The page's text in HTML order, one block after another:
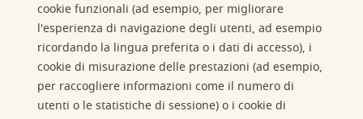
cookie funzionali (ad esempio, per migliorare
l'esperienza di navigazione degli utenti, ad esempio
ricordando la lingua preferita o i dati di accesso), i
cookie di misurazione delle prestazioni (ad esempio,
per raccogliere informazioni come il numero di
utenti o le statistiche di sessione) o i cookie di